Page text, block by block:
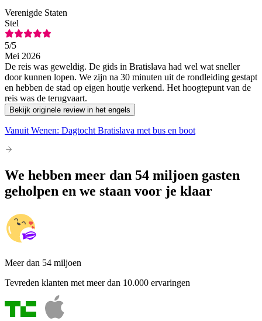
Verenigde Staten
Stel
5/5
Mei 2026
De reis was geweldig. De gids in Bratislava had wel wat sneller
door kunnen lopen. We zijn na 30 minuten uit de rondleiding gestapt
en hebben de stad op eigen houtje verkend. Het hoogtepunt van de
reis was de terugvaart.
Bekijk originele review in het engels
Vanuit Wenen: Dagtocht Bratislava met bus en boot
We hebben meer dan 54 miljoen gasten
geholpen en we staan voor je klaar
Meer dan 54 miljoen
Tevreden klanten met meer dan 10.000 ervaringen